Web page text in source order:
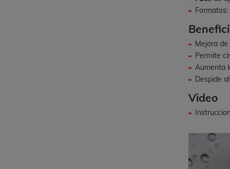
Formatos:
Mejora
Permite
Aumenta
Despide
Video